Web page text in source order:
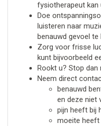
fysiotherapeut kan
Doe
luisteren naar
benauwd gevoel te
Zorg voor frisse
kunt bijvoorbeeld
Rookt u? Stop dan
Neem direct
benauwd
en deze niet
pijn heeft bij
moeite heeft